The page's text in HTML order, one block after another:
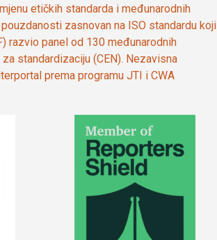
etičkih standarda i međunarodnih
zasnovan na ISO standardu koji
razvio panel od 130 međunarodnih
standardizaciju (CEN). Nezavisna
prema programu JTI i CWA